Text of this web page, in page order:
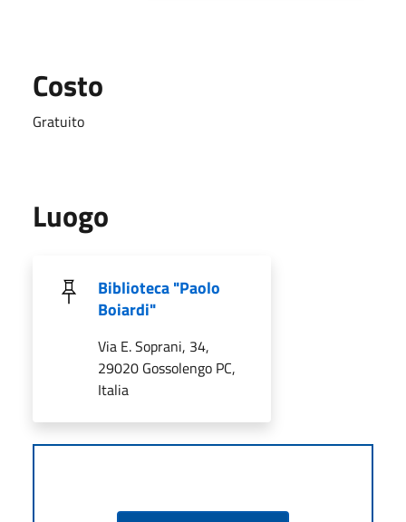
Costo
Gratuito
Luogo
Biblioteca "Paolo
Boiardi"
Via E. Soprani, 34,
29020 Gossolengo PC,
Italia